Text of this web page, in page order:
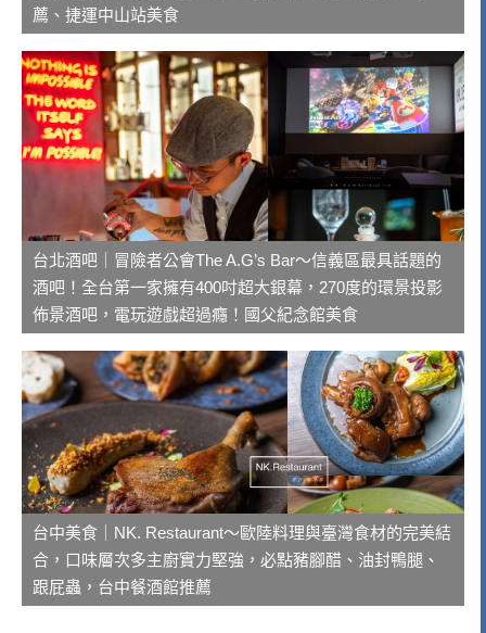
薦、捷運中山站美食
台北酒吧｜冒險者公會The A.G’s Bar～信義區最具話題的
酒吧！全台第一家擁有400吋超大銀幕，270度的環景投影
佈景酒吧，電玩遊戲超過癮！國父紀念館美食
台中美食｜NK. Restaurant～歐陸料理與臺灣食材的完美結
合，口味層次多主廚實力堅強，必點豬腳醋、油封鴨腿、
跟屁蟲，台中餐酒館推薦